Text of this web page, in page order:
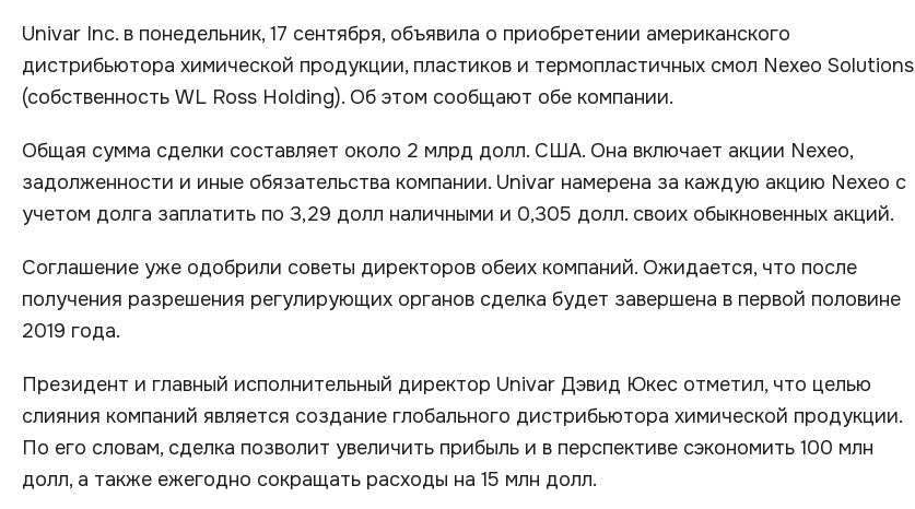
Univar Inc. в понедельник, 17 сентября, объявила о приобретении американского
дистрибьютора химической продукции, пластиков и термопластичных смол Nexeo Solutions
(собственность WL Ross Holding). Об этом сообщают обе компании.
Общая сумма сделки составляет около 2 млрд долл. США. Она включает акции Nexeo,
задолженности и иные обязательства компании. Univar намерена за каждую акцию Nexeo с
учетом долга заплатить по 3,29 долл наличными и 0,305 долл. своих обыкновенных акций.
Соглашение уже одобрили советы директоров обеих компаний. Ожидается, что после
получения разрешения регулирующих органов сделка будет завершена в первой половине
2019 года.
Президент и главный исполнительный директор Univar Дэвид Юкес отметил, что целью
слияния компаний является создание глобального дистрибьютора химической продукции.
По его словам, сделка позволит увеличить прибыль и в перспективе сэкономить 100 млн
долл, а также ежегодно сокращать расходы на 15 млн долл.